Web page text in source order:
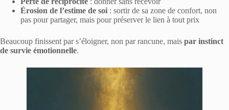
Érosion de l’estime de soi : sortir de sa zone de confort, non
pas pour partager, mais pour préserver le lien à tout prix
Beaucoup finissent par s’éloigner, non par rancune, mais par instinct
de survie émotionnelle.